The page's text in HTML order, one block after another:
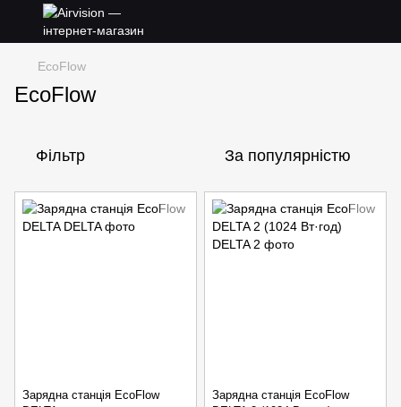
EcoFlow
EcoFlow
Фільтр За популярністю
Зарядна станція EcoFlow
Зарядна станція EcoFlow